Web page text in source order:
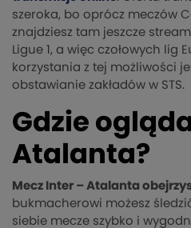
szeroka, bo oprócz meczów
znajdziesz tam jeszcze
Ligue 1, a więc czołowych lig
korzystania z tej możliwości
obstawianie zakładów w STS.
Gdzie
Atalanta?
Mecz Inter – Atalanta
bukmacherowi możesz
siebie mecze szybko i